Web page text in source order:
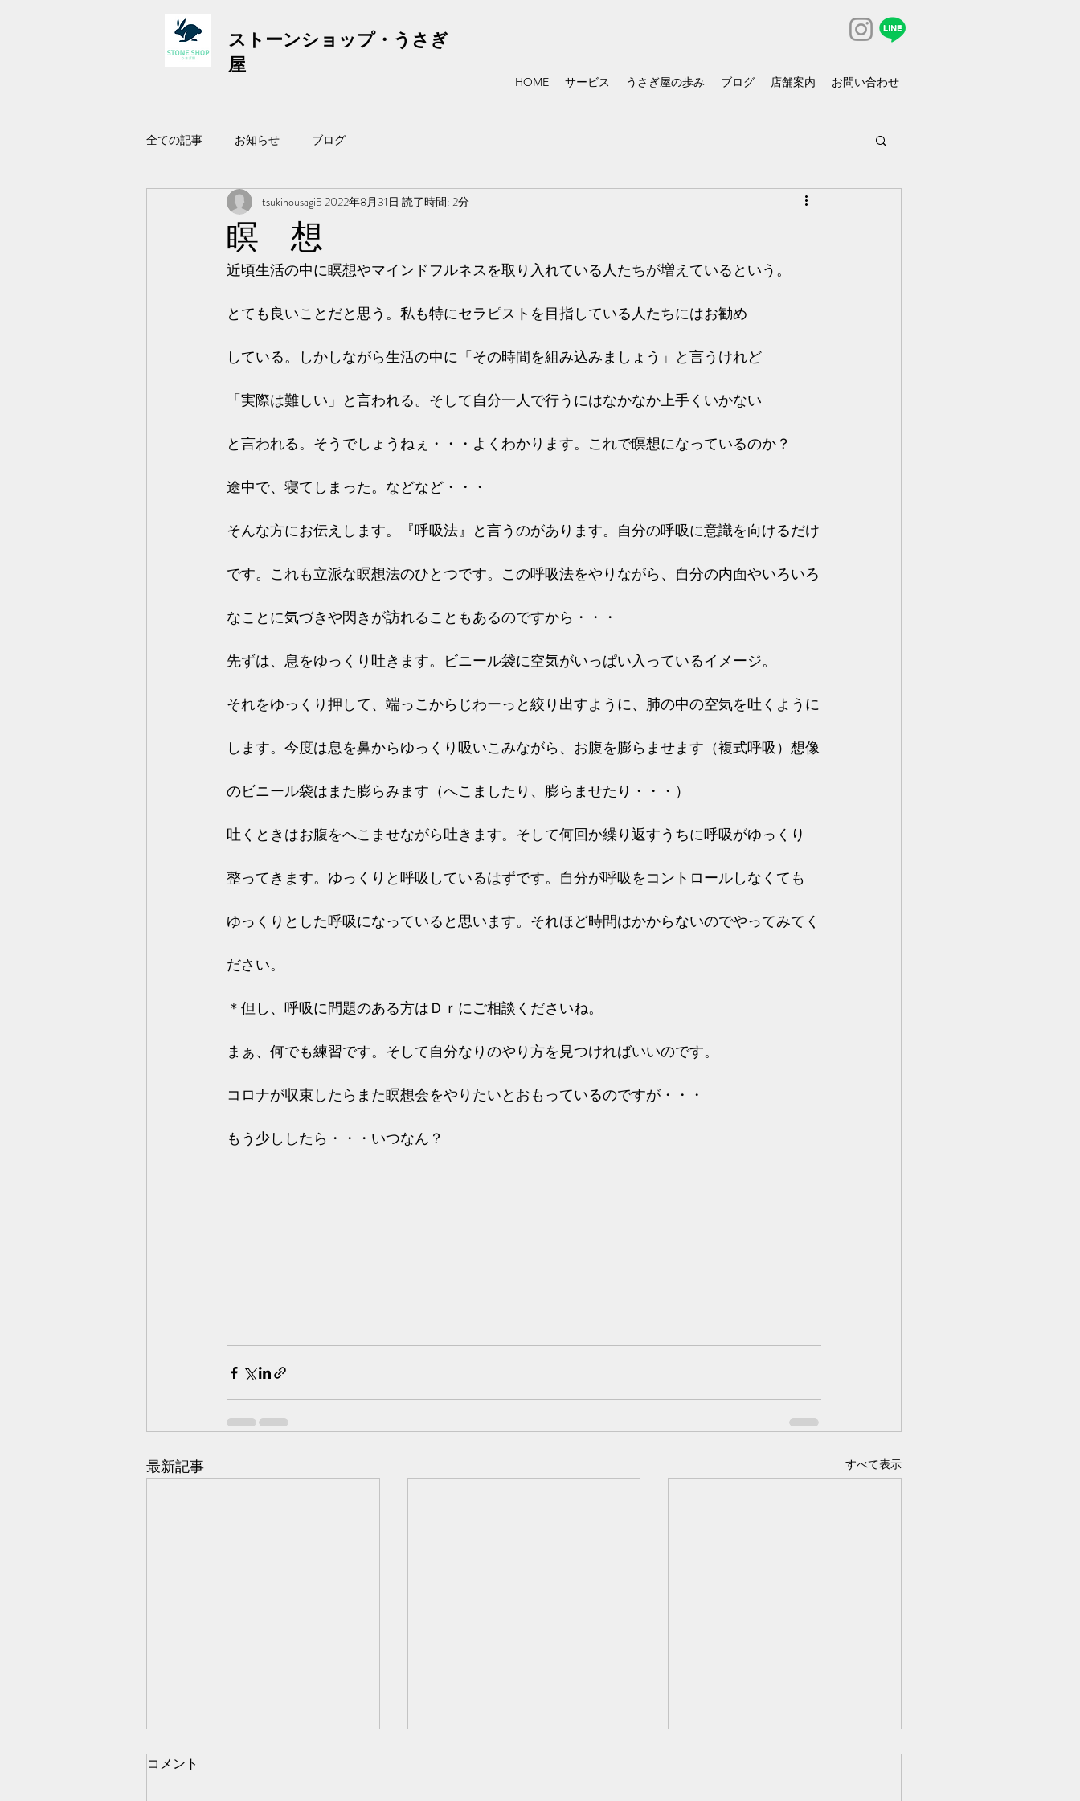
ストーンショップ・うさぎ
屋
HOME サービス うさぎ屋の歩み ブログ 店舗案内 お問い合わせ
全ての記事 お知らせ ブログ
瞑 想
tsukinousagi5 2022年8月31日 読了時間: 2分
近頃生活の中に瞑想やマインドフルネスを取り入れている人たちが増えているという。
とても良いことだと思う。私も特にセラピストを目指している人たちにはお勧め
している。しかしながら生活の中に「その時間を組み込みましょう」と言うけれど
「実際は難しい」と言われる。そして自分一人で行うにはなかなか上手くいかない
と言われる。そうでしょうねぇ・・・よくわかります。これで瞑想になっているのか？
途中で、寝てしまった。などなど・・・
そんな方にお伝えします。『呼吸法』と言うのがあります。自分の呼吸に意識を向けるだけ
です。これも立派な瞑想法のひとつです。この呼吸法をやりながら、自分の内面やいろいろ
なことに気づきや閃きが訪れることもあるのですから・・・
先ずは、息をゆっくり吐きます。ビニール袋に空気がいっぱい入っているイメージ。
それをゆっくり押して、端っこからじわーっと絞り出すように、肺の中の空気を吐くように
します。今度は息を鼻からゆっくり吸いこみながら、お腹を膨らませます（複式呼吸）想像
のビニール袋はまた膨らみます（へこましたり、膨らませたり・・・）
吐くときはお腹をへこませながら吐きます。そして何回か繰り返すうちに呼吸がゆっくり
整ってきます。ゆっくりと呼吸しているはずです。自分が呼吸をコントロールしなくても
ゆっくりとした呼吸になっていると思います。それほど時間はかからないのでやってみてく
ださい。
＊但し、呼吸に問題のある方はＤｒにご相談くださいね。
まぁ、何でも練習です。そして自分なりのやり方を見つければいいのです。
コロナが収束したらまた瞑想会をやりたいとおもっているのですが・・・
もう少ししたら・・・いつなん？
最新記事 すべて表示
コメント